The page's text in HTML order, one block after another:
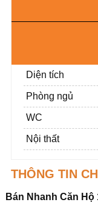
Diện tích
Phòng ngủ
WC
Nội thất
THÔNG TIN
Bán Nhanh Căn Hộ